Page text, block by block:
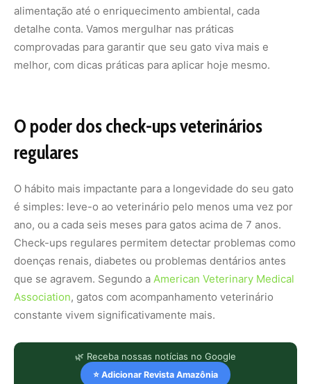
alimentação até o enriquecimento ambiental, cada
detalhe conta. Vamos mergulhar nas práticas
comprovadas para garantir que seu gato viva mais e
melhor, com dicas práticas para aplicar hoje mesmo.
O poder dos check-ups veterinários
regulares
O hábito mais impactante para a longevidade do seu gato
é simples: leve-o ao veterinário pelo menos uma vez por
ano, ou a cada seis meses para gatos acima de 7 anos.
Check-ups regulares permitem detectar problemas como
doenças renais, diabetes ou problemas dentários antes
que se agravem. Segundo a American Veterinary Medical
Association, gatos com acompanhamento veterinário
constante vivem significativamente mais.
🌿 Receba nossas notícias no Google
⭐ Adicionar Revista Amazônia